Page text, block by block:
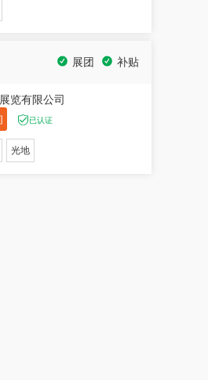
补贴
展团
览有限公司
已认证
光地